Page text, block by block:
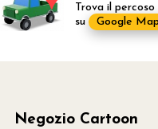
Trova il percoso
su
Google
Negozio Cartoon